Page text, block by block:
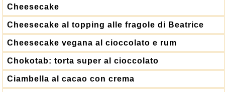
Cheesecake
Cheesecake al topping alle fragole di Beatrice
Cheesecake vegana al cioccolato e rum
Chokotab: torta super al cioccolato
Ciambella al cacao con crema